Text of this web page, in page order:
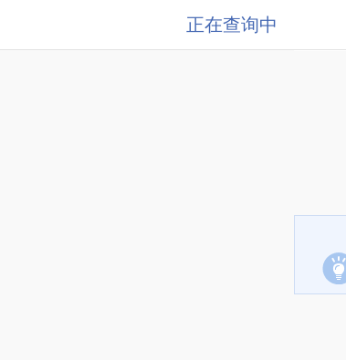
正在查询中